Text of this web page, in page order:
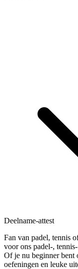
Deelname-attest
Fan van padel, tennis
voor ons padel-,
Of je nu beginner bent
oefeningen en leuke